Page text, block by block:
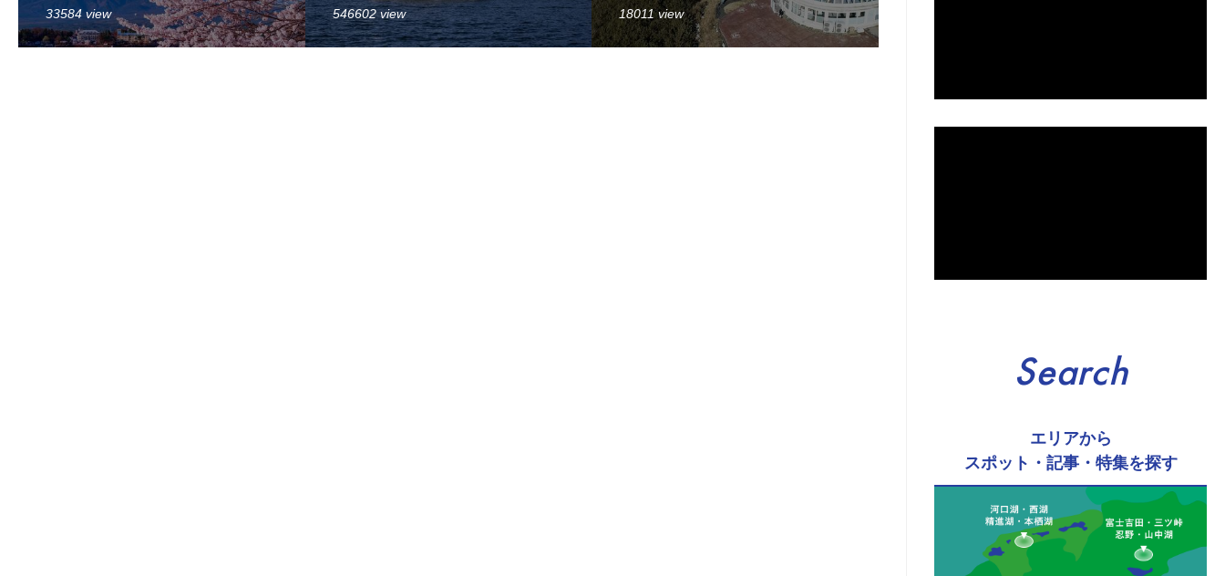
33584 view 546602 view 18011 view
Search
エリアから
スポット・記事・特集を探す